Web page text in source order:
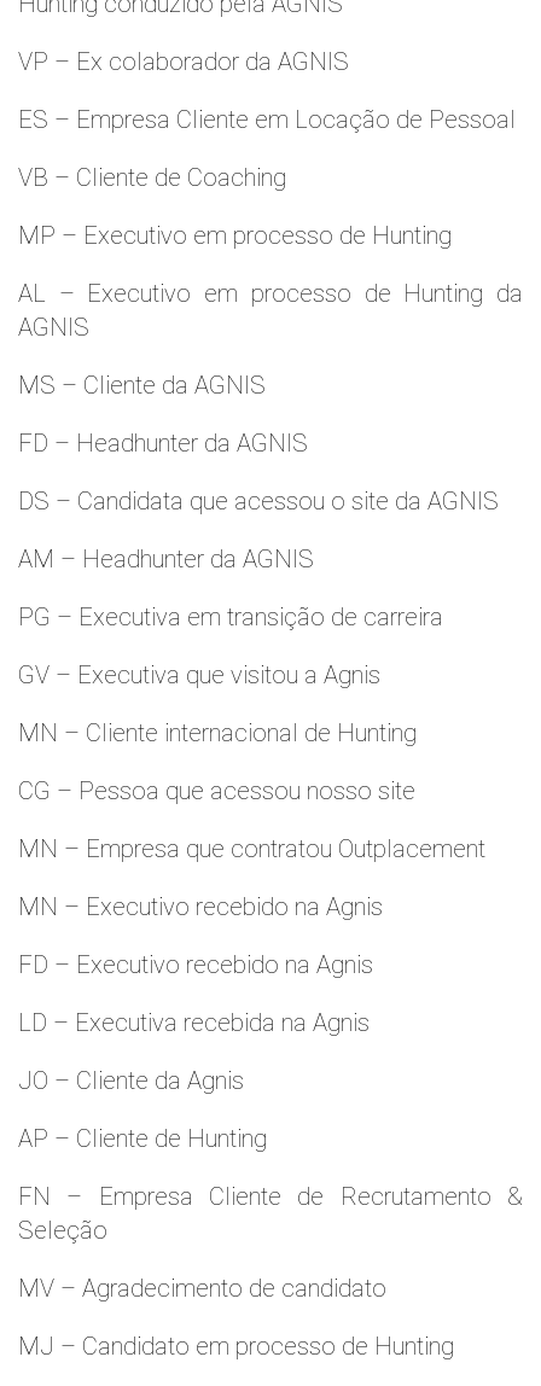
VP – Ex colaborador da AGNIS
ES – Empresa Cliente em Locação de Pessoal
VB – Cliente de Coaching
MP – Executivo em processo de Hunting
AL – Executivo em processo de Hunting da
AGNIS
MS – Cliente da AGNIS
FD – Headhunter da AGNIS
DS – Candidata que acessou o site da AGNIS
AM – Headhunter da AGNIS
PG – Executiva em transição de carreira
GV – Executiva que visitou a Agnis
MN – Cliente internacional de Hunting
CG – Pessoa que acessou nosso site
MN – Empresa que contratou Outplacement
MN – Executivo recebido na Agnis
FD – Executivo recebido na Agnis
LD – Executiva recebida na Agnis
JO – Cliente da Agnis
AP – Cliente de Hunting
FN – Empresa Cliente de Recrutamento &
Seleção
MV – Agradecimento de candidato
MJ – Candidato em processo de Hunting